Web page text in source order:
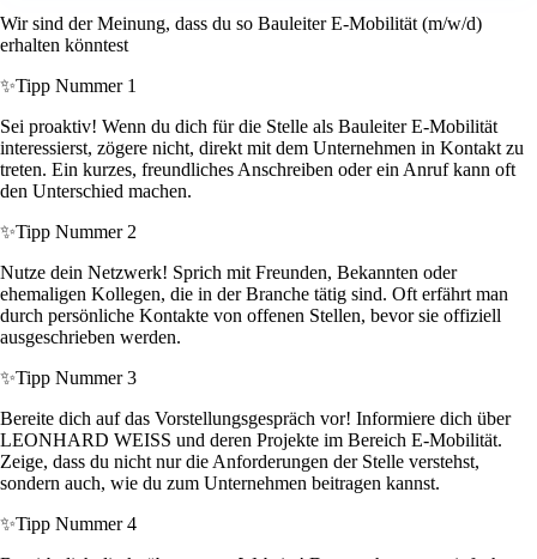
Wir sind der Meinung, dass du so Bauleiter E-Mobilität (m/w/d)
erhalten könntest
✨Tipp Nummer 1
Sei proaktiv! Wenn du dich für die Stelle als Bauleiter E-Mobilität
interessierst, zögere nicht, direkt mit dem Unternehmen in Kontakt zu
treten. Ein kurzes, freundliches Anschreiben oder ein Anruf kann oft
den Unterschied machen.
✨Tipp Nummer 2
Nutze dein Netzwerk! Sprich mit Freunden, Bekannten oder
ehemaligen Kollegen, die in der Branche tätig sind. Oft erfährt man
durch persönliche Kontakte von offenen Stellen, bevor sie offiziell
ausgeschrieben werden.
✨Tipp Nummer 3
Bereite dich auf das Vorstellungsgespräch vor! Informiere dich über
LEONHARD WEISS und deren Projekte im Bereich E-Mobilität.
Zeige, dass du nicht nur die Anforderungen der Stelle verstehst,
sondern auch, wie du zum Unternehmen beitragen kannst.
✨Tipp Nummer 4